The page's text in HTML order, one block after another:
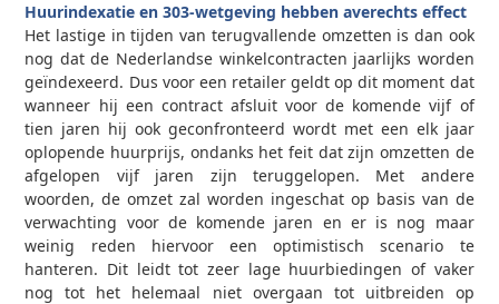
Huurindexatie en 303-wetgeving hebben averechts effect
Het lastige in tijden van terugvallende omzetten is dan ook
nog dat de Nederlandse winkelcontracten jaarlijks worden
geïndexeerd. Dus voor een retailer geldt op dit moment dat
wanneer hij een contract afsluit voor de komende vijf of
tien jaren hij ook geconfronteerd wordt met een elk jaar
oplopende huurprijs, ondanks het feit dat zijn omzetten de
afgelopen vijf jaren zijn teruggelopen. Met andere
woorden, de omzet zal worden ingeschat op basis van de
verwachting voor de komende jaren en er is nog maar
weinig reden hiervoor een optimistisch scenario te
hanteren. Dit leidt tot zeer lage huurbiedingen of vaker
nog tot het helemaal niet overgaan tot uitbreiden op